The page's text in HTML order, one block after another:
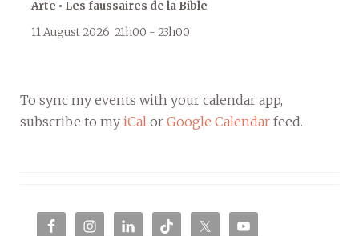
Arte • Les faussaires de la Bible
11 August 2026 21h00 - 23h00
To sync my events with your calendar app,
subscribe to my iCal or Google Calendar feed.